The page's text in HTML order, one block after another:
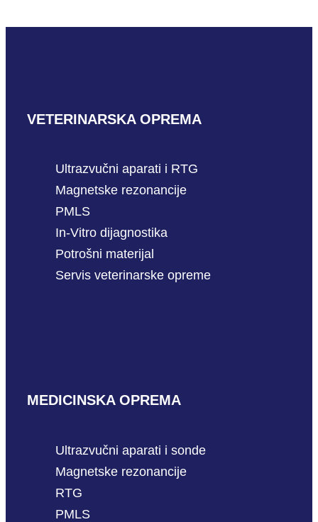
VETERINARSKA OPREMA
Ultrazvučni aparati i RTG
Magnetske rezonancije
PMLS
In-Vitro dijagnostika
Potrošni materijal
Servis veterinarske opreme
MEDICINSKA OPREMA
Ultrazvučni aparati i sonde
Magnetske rezonancije
RTG
PMLS